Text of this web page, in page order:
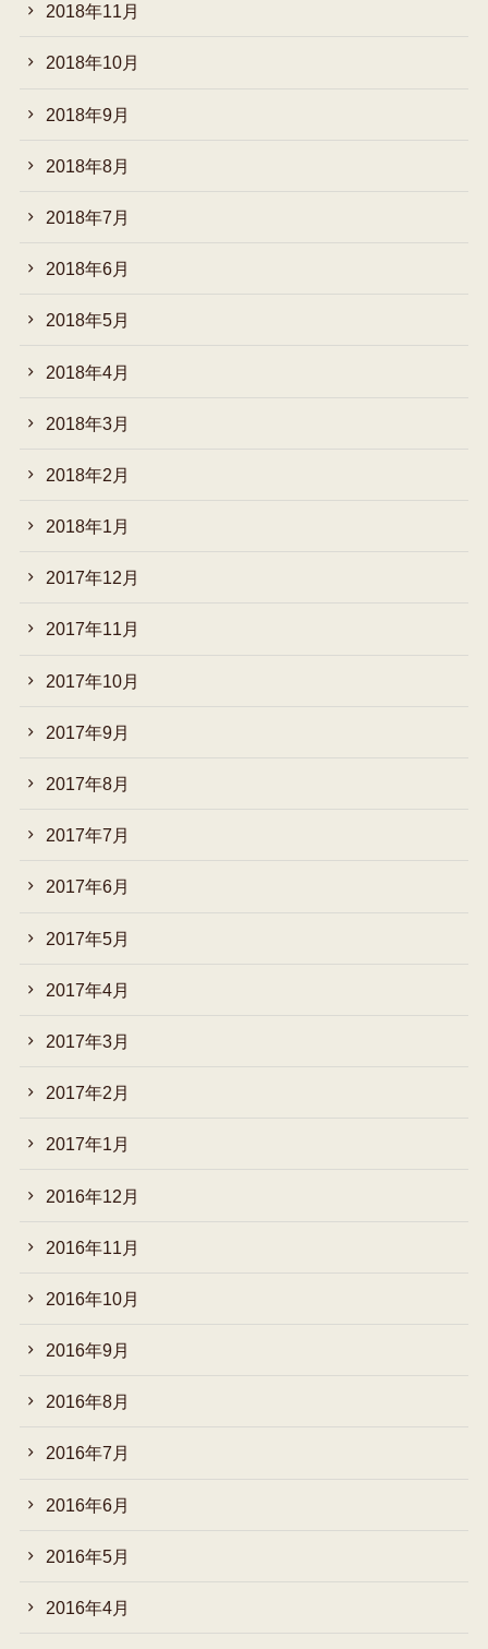
2018年11月
2018年10月
2018年9月
2018年8月
2018年7月
2018年6月
2018年5月
2018年4月
2018年3月
2018年2月
2018年1月
2017年12月
2017年11月
2017年10月
2017年9月
2017年8月
2017年7月
2017年6月
2017年5月
2017年4月
2017年3月
2017年2月
2017年1月
2016年12月
2016年11月
2016年10月
2016年9月
2016年8月
2016年7月
2016年6月
2016年5月
2016年4月